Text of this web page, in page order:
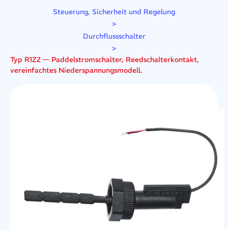
Steuerung, Sicherheit und Regelung
>
Durchflussschalter
>
Typ R1Z2 — Paddelstromschalter, Reedschalterkontakt,
vereinfachtes Niederspannungsmodell.